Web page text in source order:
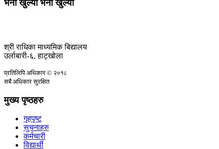
भर्ना खुल्यो भर्ना खुल्यो
श्री राधिका माध्यमिक बिद्यालय
उर्लाबारी-६, हाट्खोला
प्रतिलिपि अधिकार © २०१८
सबै अधिकार सुरक्षित
मुख्य पृष्ठहरु
गृहपृष्ट
सुचनाहरु
कर्मचारी
विद्यार्थी